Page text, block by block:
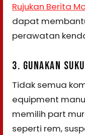
Rujukan Berita
dapat
perawatan
3. GUNAKAN
Tidak semua
equipment
memilih part
seperti rem,